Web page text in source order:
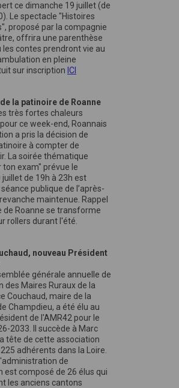
ce dimanche 19 juillet (de
Le spectacle "Histoires
proposé par la compagnie
offrira une parenthèse
les contes prendront vie au
en pleine
sur inscription ICI
la patinoire de Roanne
très fortes chaleurs
ce week-end, Roannais
a pris la décision de
à compter de
La soirée thématique
exam" prévue le
de 19h à 23h est
publique de l’après-
maintenue. Rappel
de Roanne se transforme
rollers durant l'été.
nouveau Président
générale annuelle de
des Maires Ruraux de la
Couchaud, maire de la
Champdieu, a été élu au
de l'AMR42 pour le
2033. Il succède à Marc
la tête de cette association
adhérents dans la Loire.
de
est composé de 26 élus qui
les anciens cantons